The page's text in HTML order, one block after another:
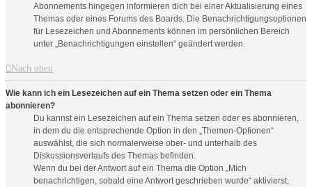
Abonnements hingegen informieren dich bei einer Aktualisierung eines
Themas oder eines Forums des Boards. Die Benachrichtigungsoptionen
für Lesezeichen und Abonnements können im persönlichen Bereich
unter „Benachrichtigungen einstellen“ geändert werden.
Nach oben
Wie kann ich ein Lesezeichen auf ein Thema setzen oder ein Thema
abonnieren?
Du kannst ein Lesezeichen auf ein Thema setzen oder es abonnieren,
in dem du die entsprechende Option in den „Themen-Optionen“
auswählst, die sich normalerweise ober- und unterhalb des
Diskussionsverlaufs des Themas befinden.
Wenn du bei der Antwort auf ein Thema die Option „Mich
benachrichtigen, sobald eine Antwort geschrieben wurde“ aktivierst,